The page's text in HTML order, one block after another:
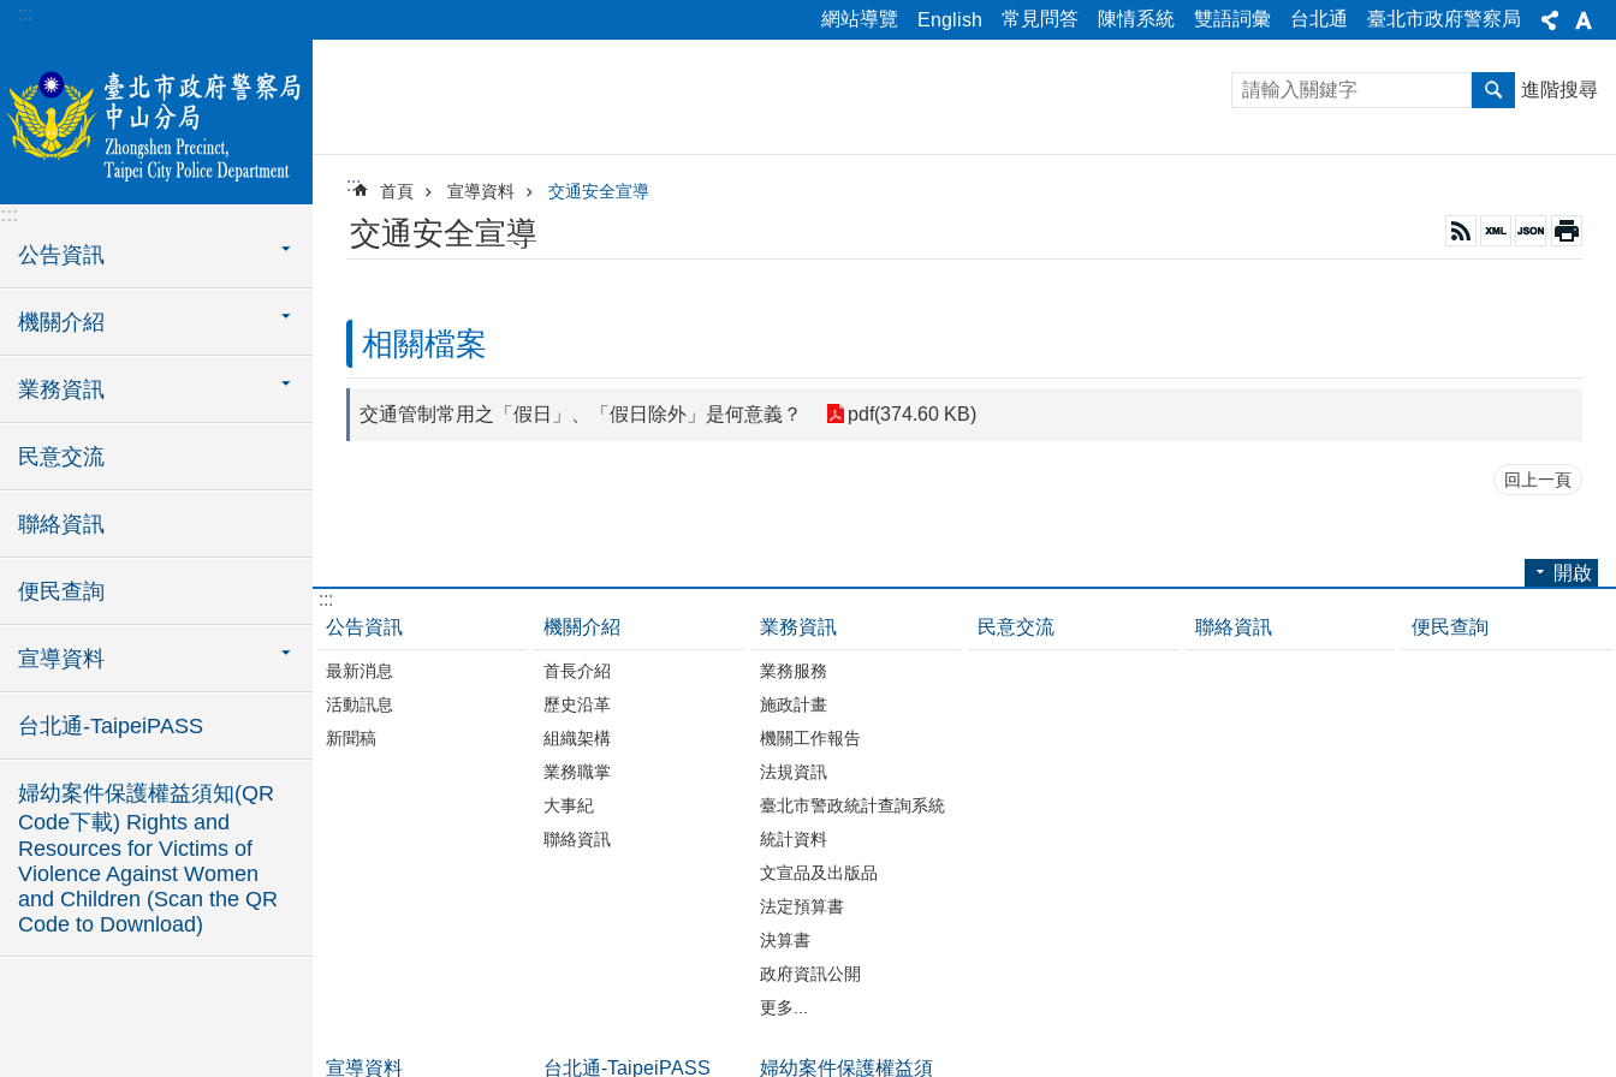
跳到主要內容區塊
::: 網站導覽 English 常見問答 陳情系統 雙語詞彙 台北通 臺北市政府警察局
:::
公告資訊
機關介紹
業務資訊
民意交流
聯絡資訊
便民查詢
宣導資料
台北通-TaipeiPASS
婦幼案件保護權益須知(QR
Code下載) Rights and
Resources for Victims of
Violence Against Women
and Children (Scan the QR
Code to Download)
進階搜尋
::: 首頁 宣導資料 交通安全宣導
交通安全宣導
相關檔案
交通管制常用之「假日」、「假日除外」是何意義？ pdf(374.60 KB)
回上一頁
開啟
:::
公告資訊
最新消息
活動訊息
新聞稿
機關介紹
首長介紹
歷史沿革
組織架構
業務職掌
大事紀
聯絡資訊
業務資訊
業務服務
施政計畫
機關工作報告
法規資訊
臺北市警政統計查詢系統
統計資料
文宣品及出版品
法定預算書
決算書
政府資訊公開
更多...
民意交流 聯絡資訊 便民查詢
宣導資料 台北通-TaipeiPASS 婦幼案件保護權益須